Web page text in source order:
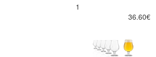
1
36.60€